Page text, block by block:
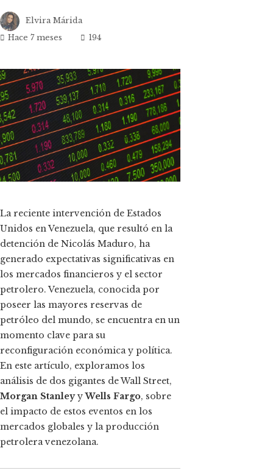
Elvira Márida
Hace 7 meses
194
La reciente intervención de Estados
Unidos en Venezuela, que resultó en la
detención de Nicolás Maduro, ha
generado expectativas significativas en
los mercados financieros y el sector
petrolero. Venezuela, conocida por
poseer las mayores reservas de
petróleo del mundo, se encuentra en un
momento clave para su
reconfiguración económica y política.
En este artículo, exploramos los
análisis de dos gigantes de Wall Street,
Morgan StanleyyWells Fargo, sobre
el impacto de estos eventos en los
mercados globales y la producción
petrolera venezolana.